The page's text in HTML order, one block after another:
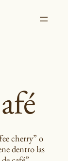
cherry” o
dentro las